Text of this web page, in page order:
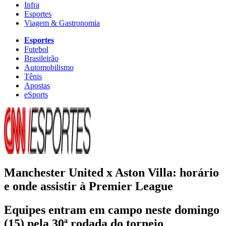
Infra
Esportes
Viagem & Gastronomia
Esportes
Futebol
Brasileirão
Automobilismo
Tênis
Apostas
eSports
Manchester United x Aston Villa: horário
e onde assistir à Premier League
Equipes entram em campo neste domingo
(15) pela 30ª rodada do torneio